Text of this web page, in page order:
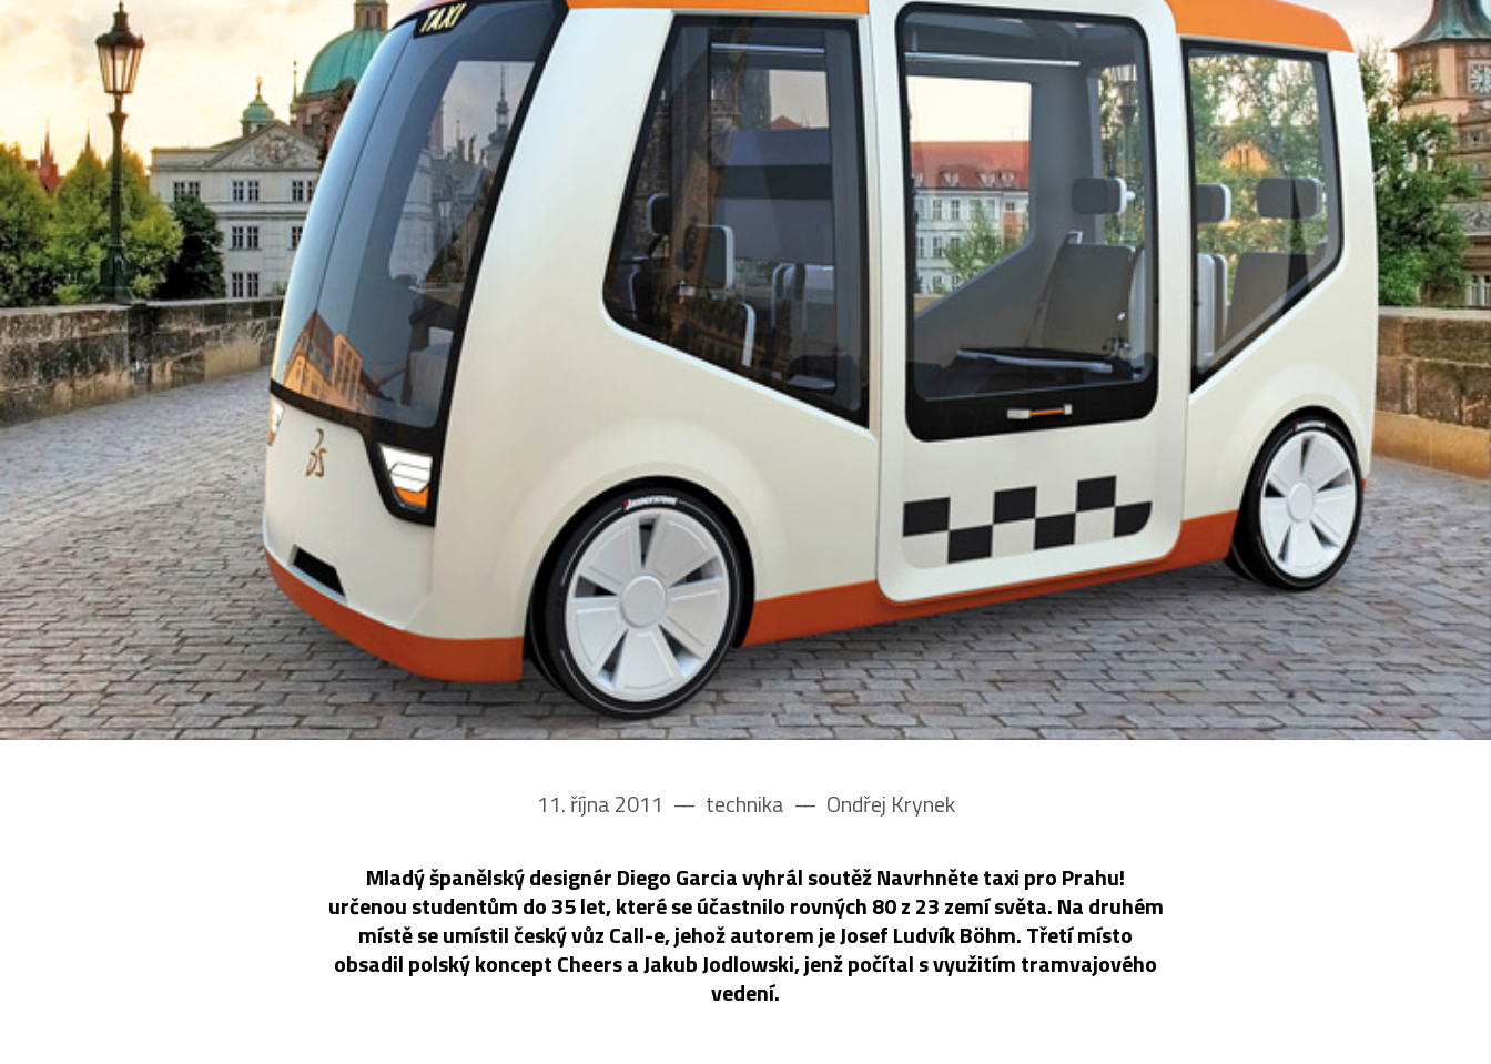
11. října 2011 –– technika –– Ondřej Krynek
Mladý španělský designér Diego Garcia vyhrál soutěž Navrhněte taxi pro Prahu!
určenou studentům do 35 let, které se účastnilo rovných 80 z 23 zemí světa. Na druhém
místě se umístil český vůz Call-e, jehož autorem je Josef Ludvík Böhm. Třetí místo
obsadil polský koncept Cheers a Jakub Jodlowski, jenž počítal s využitím tramvajového
vedení.